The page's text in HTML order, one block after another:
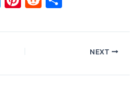
itt er
e
d ar
NEXT